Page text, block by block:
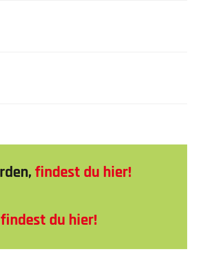
findest du hier!
findest du hier!